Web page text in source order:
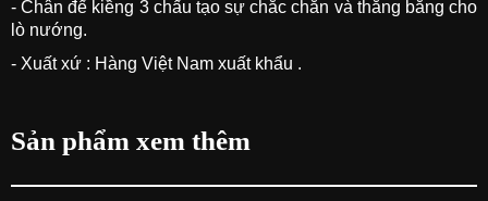
- Chân đế kiềng 3 chấu tạo sự chắc chắn và thăng bằng cho
lò nướng.
- Xuất xứ : Hàng Việt Nam xuất khẩu .
Sản phẩm xem thêm